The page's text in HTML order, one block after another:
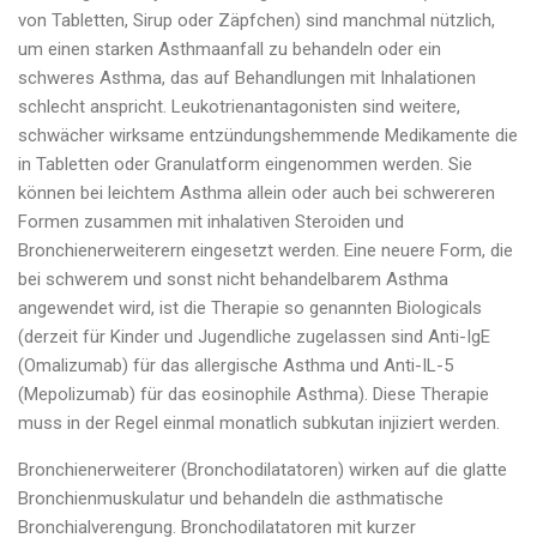
von Tabletten, Sirup oder Zäpfchen) sind manchmal nützlich,
um einen starken Asthmaanfall zu behandeln oder ein
schweres Asthma, das auf Behandlungen mit Inhalationen
schlecht anspricht. Leukotrienantagonisten sind weitere,
schwächer wirksame entzündungshemmende Medikamente die
in Tabletten oder Granulatform eingenommen werden. Sie
können bei leichtem Asthma allein oder auch bei schwereren
Formen zusammen mit inhalativen Steroiden und
Bronchienerweiterern eingesetzt werden. Eine neuere Form, die
bei schwerem und sonst nicht behandelbarem Asthma
angewendet wird, ist die Therapie so genannten Biologicals
(derzeit für Kinder und Jugendliche zugelassen sind Anti-IgE
(Omalizumab) für das allergische Asthma und Anti-IL-5
(Mepolizumab) für das eosinophile Asthma). Diese Therapie
muss in der Regel einmal monatlich subkutan injiziert werden.
Bronchienerweiterer (Bronchodilatatoren) wirken auf die glatte
Bronchienmuskulatur und behandeln die asthmatische
Bronchialverengung. Bronchodilatatoren mit kurzer